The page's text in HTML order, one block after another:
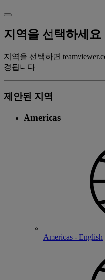
지역을 선택하세요
지역을 선택하면
경됩니다
제안된 지역
Americas
Americas - English